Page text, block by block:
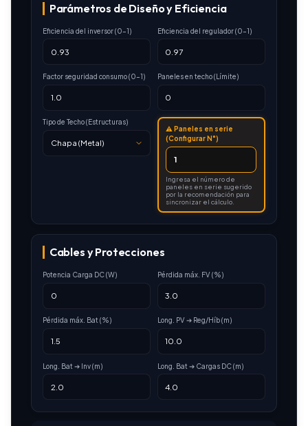
Parámetros de Diseño y Eficiencia
Eficiencia del inversor (0–1) Eficiencia del regulador (0–1)
Factor seguridad consumo (0–1) Paneles en techo (Límite)
Tipo de Techo (Estructuras)
⚠️ Paneles en serie
(Configurar N°)
Ingresa el número de
paneles en serie sugerido
por la recomendación para
sincronizar el cálculo.
Cables y Protecciones
Potencia Carga DC (W) Pérdida máx. FV (%)
Pérdida máx. Bat (%) Long. PV ➔ Reg/Híb (m)
Long. Bat ➔ Inv (m) Long. Bat ➔ Cargas DC (m)